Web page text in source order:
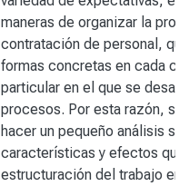
maneras de organizar la
contratación de personal,
formas concretas en cada
particular en el que se
procesos. Por esta razón, se
hacer un pequeño análisis
características y efectos que
estructuración del trabajo en